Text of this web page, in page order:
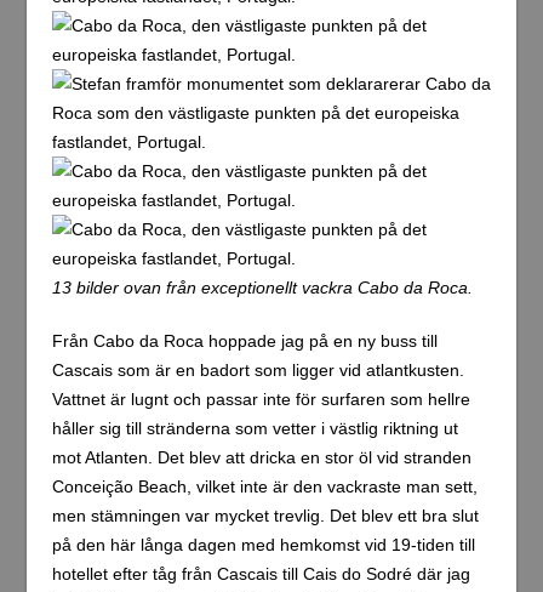
13 bilder ovan från exceptionellt vackra Cabo da Roca.
Från Cabo da Roca hoppade jag på en ny buss till
Cascais som är en badort som ligger vid atlantkusten.
Vattnet är lugnt och passar inte för surfaren som hellre
håller sig till stränderna som vetter i västlig riktning ut
mot Atlanten. Det blev att dricka en stor öl vid stranden
Conceição Beach, vilket inte är den vackraste man sett,
men stämningen var mycket trevlig. Det blev ett bra slut
på den här långa dagen med hemkomst vid 19-tiden till
hotellet efter tåg från Cascais till Cais do Sodré där jag